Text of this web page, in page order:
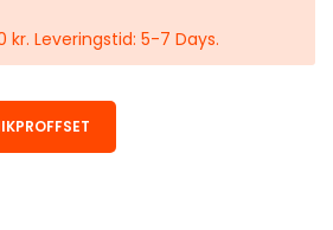
kr. Leveringstid: 5-7 Days.